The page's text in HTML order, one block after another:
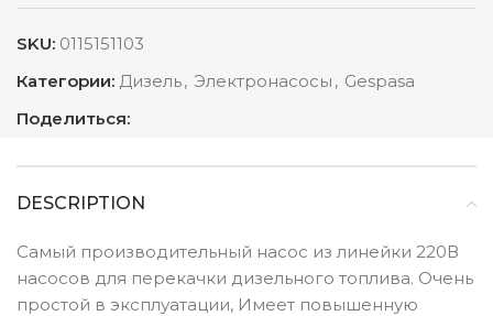
SKU: 0115151103
Категории: Дизель, Электронасосы , Gespasa
Поделиться:
DESCRIPTION
Самый производительный насос из линейки 220В
насосов для перекачки дизельного топлива. Очень
простой в эксплуатации, Имеет повышенную